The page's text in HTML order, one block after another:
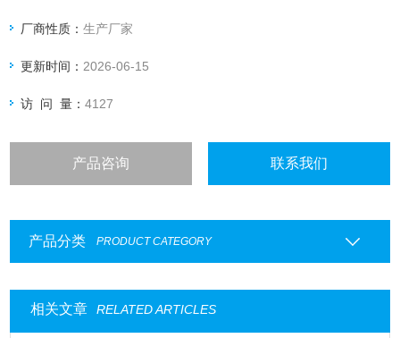
厂商性质：生产厂家
更新时间： 2026-06-15
访 问 量：4127
产品咨询 联系我们
产品分类 PRODUCT CATEGORY
相关文章 RELATED ARTICLES